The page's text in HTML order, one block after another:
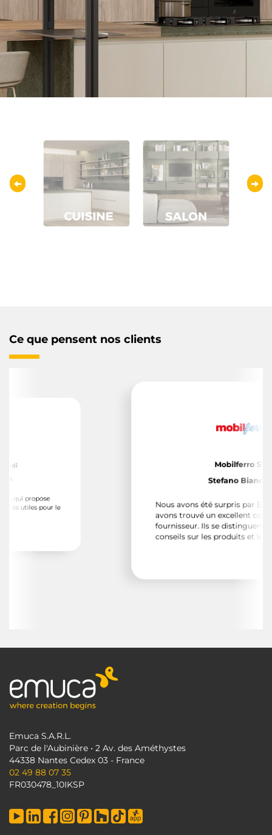
Ce que pensent nos clients
qui propose
utiles pour le
Mobilferro SRL
Stefano Bianchini
Nous avons été surpris par
avons trouvé un excellent
fournisseur. Ils se distinguent par
conseils sur les produits et leur
Emuca S.A.R.L.
Parc de l'Aubinière • 2 Av. des Améthystes
44338 Nantes Cedex 03 - France
02 49 88 07 35
FR030478_10IKSP